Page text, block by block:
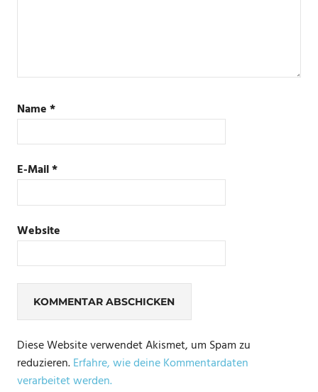
Name*
E-Mail*
Website
Diese Website verwendet Akismet, um Spam zu
reduzieren.Erfahre, wie deine Kommentardaten
verarbeitet werden.